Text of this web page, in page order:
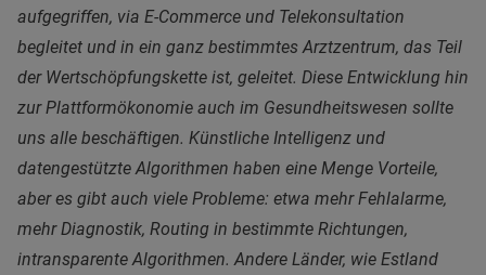
aufgegriffen, via E-Commerce und Telekonsultation
begleitet und in ein ganz bestimmtes Arztzentrum, das Teil
der Wertschöpfungskette ist, geleitet. Diese Entwicklung hin
zur Plattformökonomie auch im Gesundheitswesen sollte
uns alle beschäftigen. Künstliche Intelligenz und
datengestützte Algorithmen haben eine Menge Vorteile,
aber es gibt auch viele Probleme: etwa mehr Fehlalarme,
mehr Diagnostik, Routing in bestimmte Richtungen,
intransparente Algorithmen. Andere Länder, wie Estland